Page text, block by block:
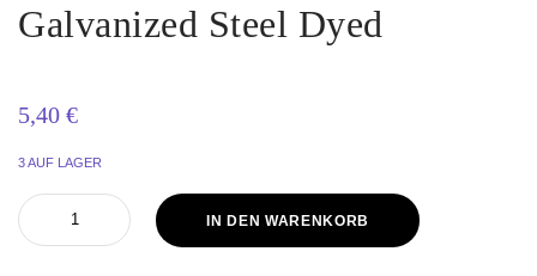
Galvanized Steel Dyed
5,40 €
3 AUF LAGER
IN DEN WARENKORB